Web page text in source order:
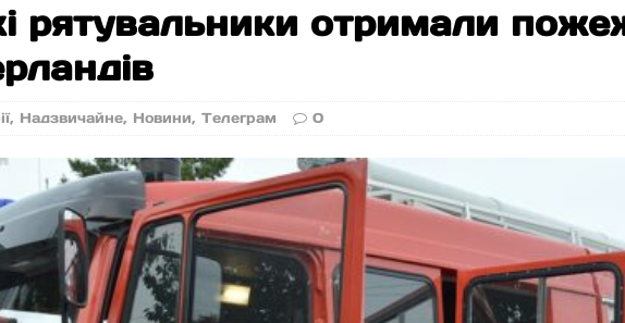
рятувальники отримали
, Надзвичайне, Новини,Телеграм 0